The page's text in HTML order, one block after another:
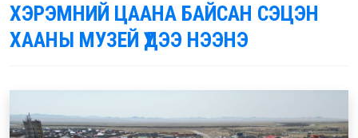
ХЭРЭМНИЙ ЦААНА БАЙСАН СЭЦЭН
ХААНЫ МУЗЕЙ ҮҮДЭЭ НЭЭНЭ